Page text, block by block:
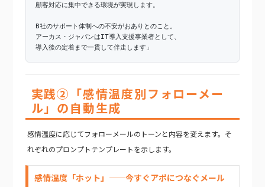
顧客対応に集中できる環境が実現します。
B社のサポート体制への不安がおありとのこと。
アーカス・ジャパンはIT導入支援事業者として、
導入後の定着まで一貫して伴走します」
実践②「感情温度別フォローメー
ル」の自動生成
感情温度に応じてフォローメールのトーンと内容を変えます。そ
れぞれのプロンプトテンプレートを示します。
感情温度「ホット」——今すぐアポにつなぐメール